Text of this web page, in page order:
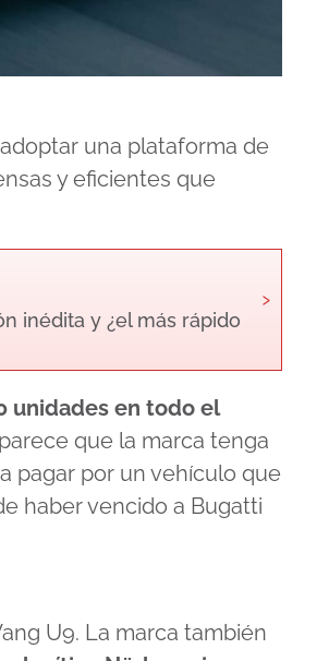
una plataforma de
y eficientes que
inédita y ¿el más rápido
›
unidades en todo el
que la marca tenga
pagar por un vehículo que
haber vencido a Bugatti
U9. La marca también